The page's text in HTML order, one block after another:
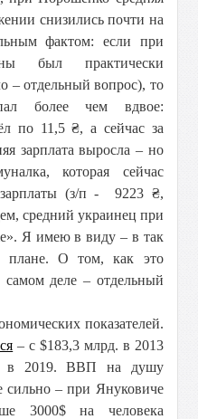
снизились почти на
фактом: если при
был практически
– отдельный вопрос), то
более чем вдвое:
по 11,5 ₴, а сейчас за
зарплата выросла – но
которая сейчас
зарплаты (з/п - 9223 ₴,
средний украинец при
Я имею в виду – в так
плане. О том, как это
самом деле – отдельный
показателей.
– с $183,3 млрд. в 2013
в 2019. ВВП на душу
сильно – при Януковиче
3000$ на человека